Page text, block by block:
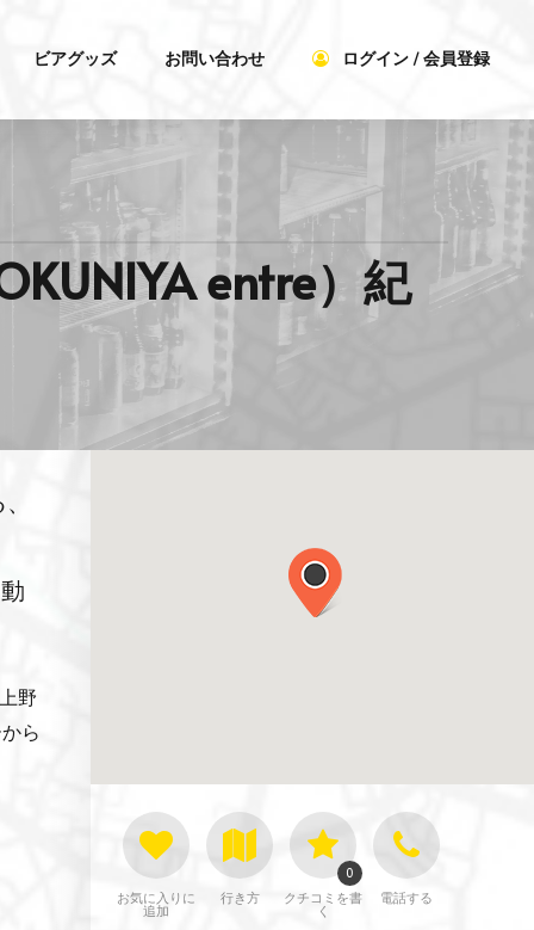
ログイン / 会員登録
ビアグッズ お問い合わせ
entre）紀
野
ら
お気に入りに
追加
行き方
クチコミを書
く
0
電話する